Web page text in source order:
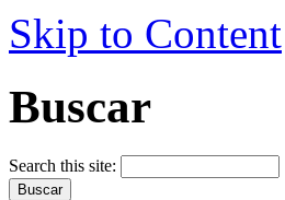
Skip to Content
Buscar
Search this site: